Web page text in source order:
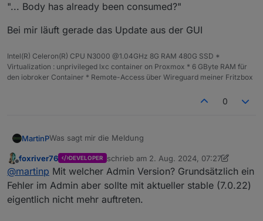
Adapter kommt und einmal vom
zusätzlich auch protokolliert wird. Da
aus, als wenn da wiederholt
"Millionen" Meldungen durchlaufen.
Es waren auch sehr viele, aber wie
zweimal pro Alias. Ein Neustart des
"... Body has already been consumed?"
Bei mir läuft gerade das Update aus der GUI
Intel(R) Celeron(R) CPU N3000 @1.04GHz 8G RAM 480G SSD *
Virtualization : unprivileged lxc container on Proxmox * 6 GByte RAM für
den iobroker Container * Remote-Access über Wireguard meiner Fritzbox
0
MartinPWas sagt mir die Meldung
"... Body has already been consumed?"
Bei mir läuft gerade das Update aus der GUI
Offline
foxriver76 DEVELOPER schrieb am 2. Aug. 2024, 07:27
zuletzt editiert von foxriver768. Feb.
@martinp Mit welcher Admin Version? Grundsätzlich ein
Fehler im Admin aber sollte mit aktueller stable (7.0.22)
eigentlich nicht mehr auftreten.